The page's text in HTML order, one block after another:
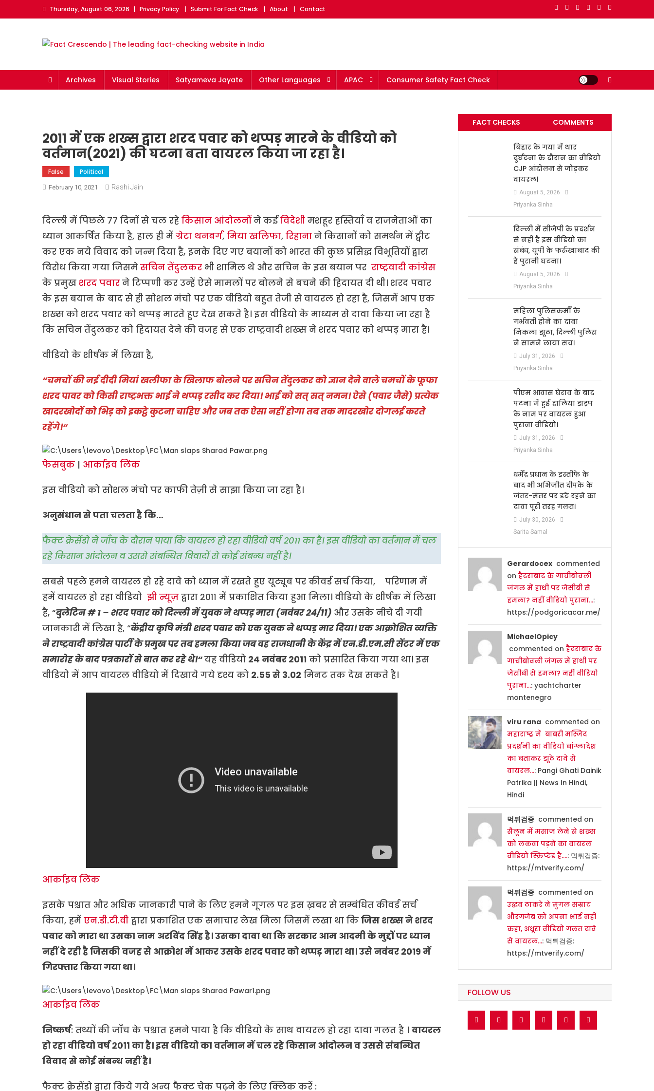
to
Thursday, August 06, 2026 Privacy Policy Submit For Fact Check About Contact
Archives Visual Stories Satyameva Jayate Other Languages APAC Consumer Safety Fact Check
२०११ में एक शख्स द्वारा शरद पवार को थप्पड़ मारने के वीडियो को
वर्तमान(२०२१) की घटना बता वायरल किया जा रहा है।
False Political
February 10, 2021 Rashi Jain
दिल्ली में पिछले ७७ दिनों से चल रहे किसान आंदोलनोंने कईविदेशी मशहूर हस्तियाँ व राजनेताओं का
ध्यान आकर्षित किया है, हाल ही में ग्रेटा थनबर्ग, मिया खलिफा, रिहाना ने किसानों को समर्थन में ट्वीट
कर एक नये विवाद को जन्म दिया है, इनके दिए गए बयानों को भारत की कुछ प्रसिद्ध विभूतियों द्वारा
विरोध किया गया जिसमे सचिन तेंदुलकर भी शामिल थे और सचिन के इस बयान पर राष्ट्रवादी कांग्रेस
के प्रमुख शरद पवार ने टिप्पणी कर उन्हें ऐसे मामलों पर बोलने से बचने की हिदायत दी थी। शरद पवार
के इस बयान के बाद से ही सोशल मंचो पर एक वीडियो बहुत तेजी से वायरल हो रहा है, जिसमें आप एक
शख्स को शरद पवार को थप्पड़ मारते हुए देख सकते है। इस वीडियो के माध्यम से दावा किया जा रहा है
कि सचिन तेंदुलकर को हिदायत देने की वजह से एक राष्ट्रवादी शख्स ने शरद पवार को थप्पड़ मारा है।
वीडियो के शीर्षक में लिखा है,
“चमचों की नई दीदी मियां खलीफा के खिलाफ बोलने पर सचिनतेंदुलकर को ज्ञान देने वाले चमचों के फूफा
शरद पावर को किसी राष्ट्रभक्त भाई ने थप्पड़ रसीद कर दिया।भाई को सत् सत् नमन।ऐसे (पवार जैसे) प्रत्येक
खादरखोदों को भिड़ को इकट्ठे कुटना चाहिए और जब तक ऐसा नहीं होगा तब तक मादरखोर दोगलई करते
रहेंगे।“
फेसबुक | आर्काइव लिंक
इस वीडियो को सोशल मंचो पर काफी तेज़ी से साझा किया जा रहा है।
अनुसंधान से पता चलता है कि…
फैक्ट क्रेसेंडो ने जाँच के दौरान पाया कि वायरल हो रहा वीडियो वर्ष 2011 का है। इस वीडियो का वर्तमान में चल
रहे किसान आंदोलन व उससे संबन्धित विवादों से कोई संबन्ध नहीं है।
सबसे पहले हमने वायरल हो रहे दावे को ध्यान में रखते हुए यूट्यूब पर कीवर्ड सर्च किया, परिणाम में
हमें वायरल हो रहा वीडियो झी न्यूज़ द्वारा २०११ में प्रकाशित किया हुआ मिला। वीडियो के शीर्षक में लिखा
है, “बुलेटिन # 1 – शरद पवार को दिल्ली में युवक ने थप्पड़ मारा (नवंबर २४/११) और उसके नीचे दी गयी
जानकारी में लिखा है, “केंद्रीय कृषि मंत्री शरद पवार को एक युवक ने थप्पड़ मार दिया। एक आक्रोशित व्यक्ति
ने राष्ट्रवादी कांग्रेस पार्टी के प्रमुख पर तब हमला किया जब वह राजधानी के केंद्र में एन.डी.एम.सी सेंटर में एक
समारोह के बाद पत्रकारों से बात कर रहे थे।“यह वीडियो 24 नवंबर 2011 को प्रसारित किया गया था। इस
वीडियो में आप वायरल वीडियो में दिखाये गये दृश्य को 2.55 से 3.02 मिनट तक देख सकते है।
आर्काइव लिंक
इसके पश्चात और अधिक जानकारी पाने के लिए हमने गूगल पर इस ख़बर से सम्बंधित कीवर्ड सर्च
किया, हमें एन.डी.टी.वी द्वारा प्रकाशित एक समाचार लेख मिला जिसमें लखा था कि जिस शख्स ने शरद
पवार को मारा था उसका नाम अरविंद सिंह है। उसका दावा था कि सरकार आम आदमी के मुद्दों पर ध्यान
नहीं दे रही है जिसकी वजह से आक्रोश में आकर उसके शरद पवार को थप्पड़ मारा था। उसे नवंबर 2019 में
गिरफ्तार किया गया था।
आर्काइव लिंक
निष्कर्ष: तथ्यों की जाँच के पश्चात हमने पाया है कि वीडियो के साथ वायरल हो रहा दावा गलत है । वायरल
हो रहा वीडियो वर्ष २०११ का है। इस वीडियो का वर्तमान में चल रहे किसान आंदोलन व उससे संबन्धित
विवाद से कोई संबन्ध नहीं है।
फैक्ट क्रेसेंडो द्वारा किये गये अन्य फैक्ट चेक पढ़ने के लिए क्लिक करें :
FACT CHECKS COMMENTS
बिहार के गया में थार
दुर्घटना के दौरान का वीडियो
CJP आंदोलन से जोड़कर
वायरल।
August 5, 2026
Priyanka Sinha
दिल्ली में सीजेपी के प्रदर्शन
से नहीं है इस वीडियो का
संबंध, यूपी के फर्रुखाबाद की
है पुरानी घटना।
August 5, 2026
Priyanka Sinha
महिला पुलिसकर्मी के
गर्भवती होने का दावा
निकला झूठा, दिल्ली पुलिस
ने सामने लाया सच।
July 31, 2026
Priyanka Sinha
पीएम आवास घेराव के बाद
पटना में हुई हालिया झड़प
के नाम पर वायरल हुआ
पुराना वीडियो।
July 31, 2026
Priyanka Sinha
धर्मेंद्र प्रधान के इस्तीफे के
बाद भी अभिजीत दीपके के
जंतर-मंतर पर डटे रहने का
दावा पूरी तरह गलत।
July 30, 2026
Sarita Samal
Gerardocexcommented
on हैदराबाद के गाचीबोवली
जंगल में हाथी पर जेसीबी से
हमला? नहीं वीडियो पुराना…:
https://podgoricacar.me/
MichaelOpicy
commented on हैदराबाद के
गाचीबोवली जंगल में हाथी पर
जेसीबी से हमला? नहीं वीडियो
पुराना…: yachtcharter
montenegro
viru ranacommented on
महाराष्ट्र में बाबरी मस्जिद
प्रदर्शनी का वीडियो बांग्लादेश
का बताकर झूठे दावे से
वायरल…: Pangi Ghati Dainik
Patrika || News In Hindi,
Hindi
먹튀검증commented on
सैलून में मसाज लेने से शख्स
को लकवा पड़ने का वायरल
वीडियो स्क्रिप्टेड है….: 먹튀검증:
https://mtverify.com/
먹튀검증commented on
उद्धव ठाकरे ने मुगल सम्राट
औरंगजेब को अपना भाई नहीं
कहा, अधूरा वीडियो गलत दावे
से वायरल…: 먹튀검증:
https://mtverify.com/
FOLLOW US